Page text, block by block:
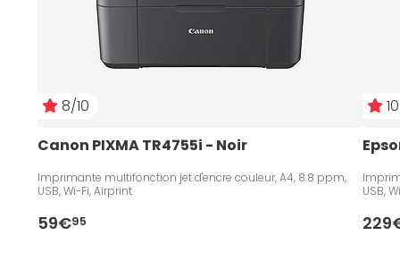
8/10
Canon PIXMA TR4755i - Noir
Imprimante multifonction jet d'encre couleur, A4, 8.8 ppm,
USB, Wi-Fi, Airprint
59€95
USB,